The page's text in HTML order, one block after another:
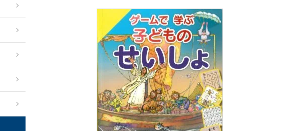
パソコンソフトCD-ROM 用品/goods